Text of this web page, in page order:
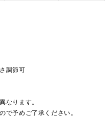
調節可
なります。
で予めご了承ください。